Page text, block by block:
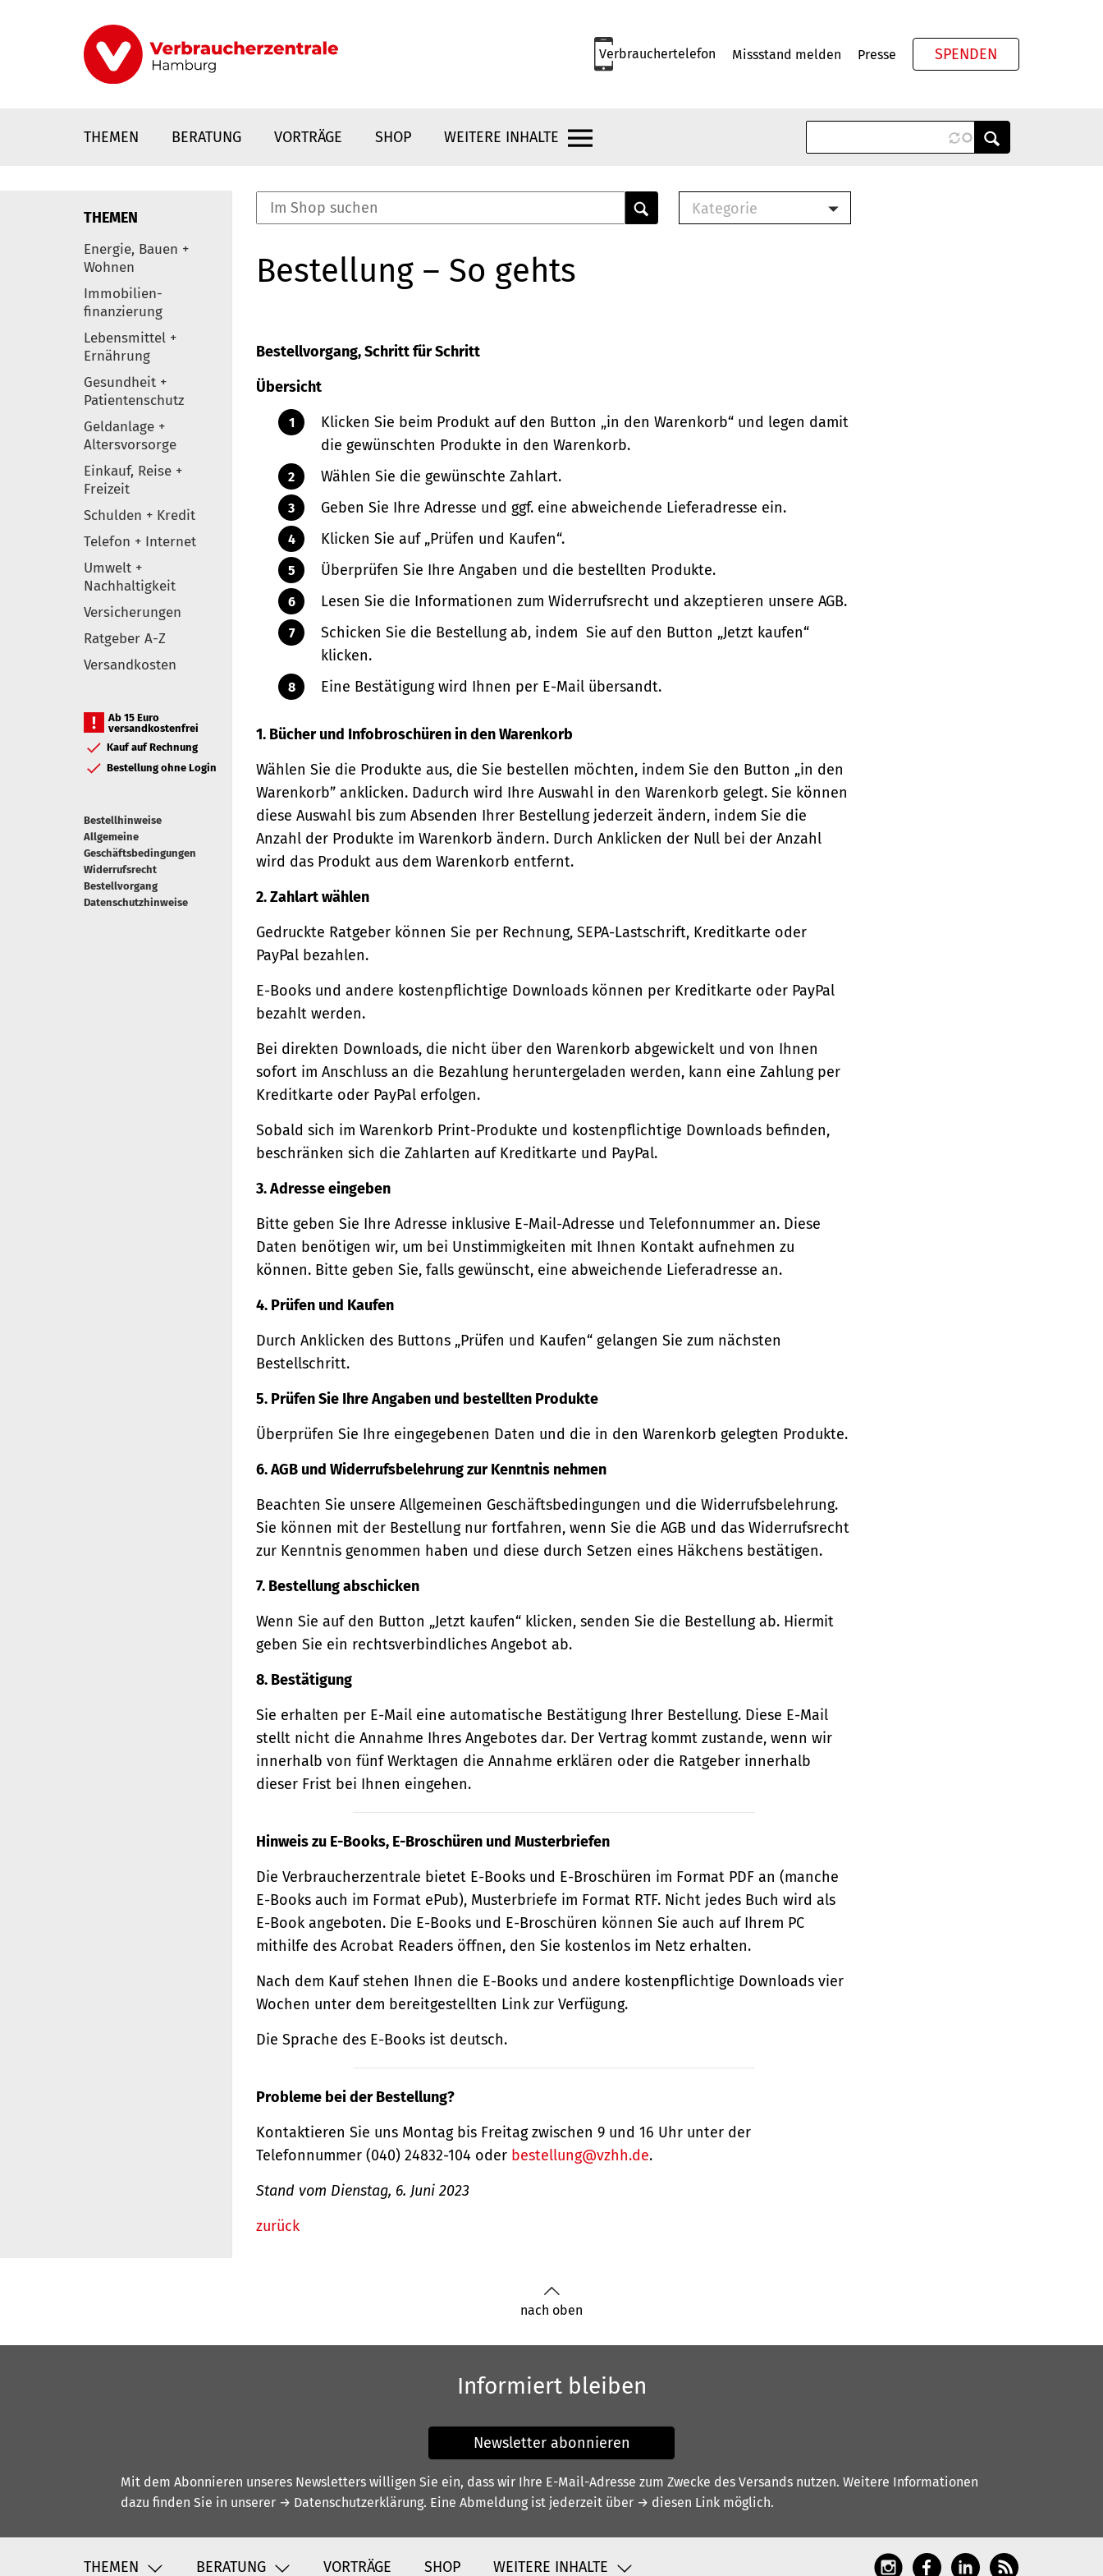
Verbrauchertelefon Missstand melden Presse SPENDEN
THEMEN BERATUNG VORTRÄGE SHOP WEITERE INHALTE
Elemente
THEMEN
Energie, Bauen +
Wohnen
Immobilien-
finanzierung
Lebensmittel +
Ernährung
Gesundheit +
Patientenschutz
Geldanlage +
Altersvorsorge
Einkauf, Reise +
Freizeit
Schulden + Kredit
Telefon + Internet
Umwelt +
Nachhaltigkeit
Versicherungen
Ratgeber A-Z
Versandkosten
Ab 15 Euro
versandkostenfrei
Kauf auf Rechnung
Bestellung ohne Login
Bestellhinweise
Allgemeine
Geschäftsbedingungen
Widerrufsrecht
Bestellvorgang
Datenschutzhinweise
Kategorie
Bestellung – So gehts
Bestellvorgang, Schritt für Schritt
Übersicht
Klicken Sie beim Produkt auf den Button „in den Warenkorb“ und legen damit
die gewünschten Produkte in den Warenkorb.
Wählen Sie die gewünschte Zahlart.
Geben Sie Ihre Adresse und ggf. eine abweichende Lieferadresse ein.
Klicken Sie auf „Prüfen und Kaufen“.
Überprüfen Sie Ihre Angaben und die bestellten Produkte.
Lesen Sie die Informationen zum Widerrufsrecht und akzeptieren unsere AGB.
Schicken Sie die Bestellung ab, indem Sie auf den Button „Jetzt kaufen“
klicken.
Eine Bestätigung wird Ihnen per E-Mail übersandt.
1. Bücher und Infobroschüren in den Warenkorb
Wählen Sie die Produkte aus, die Sie bestellen möchten, indem Sie den Button „in den
Warenkorb” anklicken. Dadurch wird Ihre Auswahl in den Warenkorb gelegt. Sie können
diese Auswahl bis zum Absenden Ihrer Bestellung jederzeit ändern, indem Sie die
Anzahl der Produkte im Warenkorb ändern. Durch Anklicken der Null bei der Anzahl
wird das Produkt aus dem Warenkorb entfernt.
2. Zahlart wählen
Gedruckte Ratgeber können Sie per Rechnung, SEPA-Lastschrift, Kreditkarte oder
PayPal bezahlen.
E-Books und andere kostenpflichtige Downloads können per Kreditkarte oder PayPal
bezahlt werden.
Bei direkten Downloads, die nicht über den Warenkorb abgewickelt und von Ihnen
sofort im Anschluss an die Bezahlung heruntergeladen werden, kann eine Zahlung per
Kreditkarte oder PayPal erfolgen.
Sobald sich im Warenkorb Print-Produkte und kostenpflichtige Downloads befinden,
beschränken sich die Zahlarten auf Kreditkarte und PayPal.
3. Adresse eingeben
Bitte geben Sie Ihre Adresse inklusive E-Mail-Adresse und Telefonnummer an. Diese
Daten benötigen wir, um bei Unstimmigkeiten mit Ihnen Kontakt aufnehmen zu
können. Bitte geben Sie, falls gewünscht, eine abweichende Lieferadresse an.
4. Prüfen und Kaufen
Durch Anklicken des Buttons „Prüfen und Kaufen“ gelangen Sie zum nächsten
Bestellschritt.
5. Prüfen Sie Ihre Angaben und bestellten Produkte
Überprüfen Sie Ihre eingegebenen Daten und die in den Warenkorb gelegten Produkte.
6. AGB und Widerrufsbelehrung zur Kenntnis nehmen
Beachten Sie unsere Allgemeinen Geschäftsbedingungen und die Widerrufsbelehrung.
Sie können mit der Bestellung nur fortfahren, wenn Sie die AGB und das Widerrufsrecht
zur Kenntnis genommen haben und diese durch Setzen eines Häkchens bestätigen.
7. Bestellung abschicken
Wenn Sie auf den Button „Jetzt kaufen“ klicken, senden Sie die Bestellung ab. Hiermit
geben Sie ein rechtsverbindliches Angebot ab.
8. Bestätigung
Sie erhalten per E-Mail eine automatische Bestätigung Ihrer Bestellung. Diese E-Mail
stellt nicht die Annahme Ihres Angebotes dar. Der Vertrag kommt zustande, wenn wir
innerhalb von fünf Werktagen die Annahme erklären oder die Ratgeber innerhalb
dieser Frist bei Ihnen eingehen.
Hinweis zu E-Books, E-Broschüren und Musterbriefen
Die Verbraucherzentrale bietet E-Books und E-Broschüren im Format PDF an (manche
E-Books auch im Format ePub), Musterbriefe im Format RTF. Nicht jedes Buch wird als
E-Book angeboten. Die E-Books und E-Broschüren können Sie auch auf Ihrem PC
mithilfe des Acrobat Readers öffnen, den Sie kostenlos im Netz erhalten.
Nach dem Kauf stehen Ihnen die E-Books und andere kostenpflichtige Downloads vier
Wochen unter dem bereitgestellten Link zur Verfügung.
Die Sprache des E-Books ist deutsch.
Probleme bei der Bestellung?
Kontaktieren Sie uns Montag bis Freitag zwischen 9 und 16 Uhr unter der
Telefonnummer (040) 24832-104 oder bestellung@vzhh.de.
Stand vom Dienstag, 6. Juni 2023
zurück
nach oben
Informiert bleiben
Newsletter abonnieren
Mit dem Abonnieren unseres Newsletters willigen Sie ein, dass wir Ihre E-Mail-Adresse zum Zwecke des Versands nutzen. Weitere Informationen
dazu finden Sie in unserer → Datenschutzerklärung. Eine Abmeldung ist jederzeit über → diesen Link möglich.
THEMEN BERATUNG VORTRÄGE SHOP WEITERE INHALTE